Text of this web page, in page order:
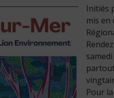
Initiés
mis
Pour